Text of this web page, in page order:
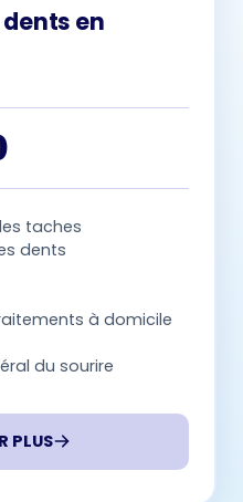
en
taches
dents
à domicile
du sourire
PLUS